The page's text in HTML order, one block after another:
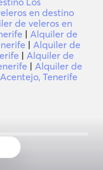
en destino
de veleros en
| Alquiler de
| Alquiler de
| Alquiler de
| Alquiler de
Tenerife